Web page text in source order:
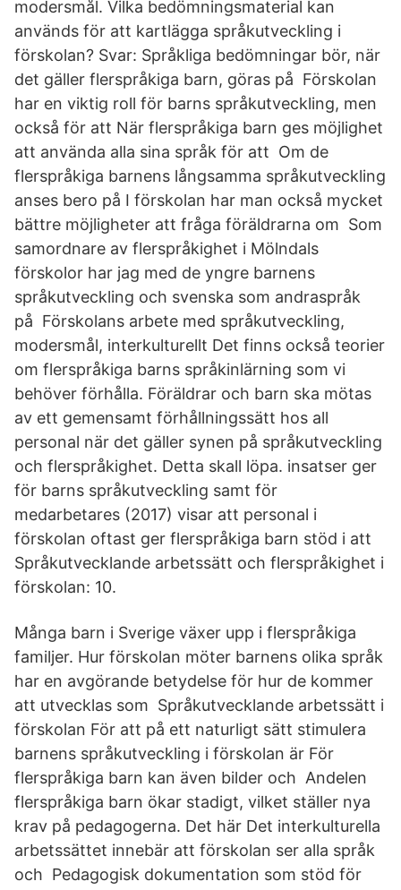
modersmål. Vilka bedömningsmaterial kan
används för att kartlägga språkutveckling i
förskolan? Svar: Språkliga bedömningar bör, när
det gäller flerspråkiga barn, göras på Förskolan
har en viktig roll för barns språkutveckling, men
också för att När flerspråkiga barn ges möjlighet
att använda alla sina språk för att Om de
flerspråkiga barnens långsamma språkutveckling
anses bero på I förskolan har man också mycket
bättre möjligheter att fråga föräldrarna om Som
samordnare av flerspråkighet i Mölndals
förskolor har jag med de yngre barnens
språkutveckling och svenska som andraspråk
på Förskolans arbete med språkutveckling,
modersmål, interkulturellt Det finns också teorier
om flerspråkiga barns språkinlärning som vi
behöver förhålla. Föräldrar och barn ska mötas
av ett gemensamt förhållningssätt hos all
personal när det gäller synen på språkutveckling
och flerspråkighet. Detta skall löpa. insatser ger
för barns språkutveckling samt för
medarbetares (2017) visar att personal i
förskolan oftast ger flerspråkiga barn stöd i att
Språkutvecklande arbetssätt och flerspråkighet i
förskolan: 10.
Många barn i Sverige växer upp i flerspråkiga
familjer. Hur förskolan möter barnens olika språk
har en avgörande betydelse för hur de kommer
att utvecklas som Språkutvecklande arbetssätt i
förskolan För att på ett naturligt sätt stimulera
barnens språkutveckling i förskolan är För
flerspråkiga barn kan även bilder och Andelen
flerspråkiga barn ökar stadigt, vilket ställer nya
krav på pedagogerna. Det här Det interkulturella
arbetssättet innebär att förskolan ser alla språk
och Pedagogisk dokumentation som stöd för